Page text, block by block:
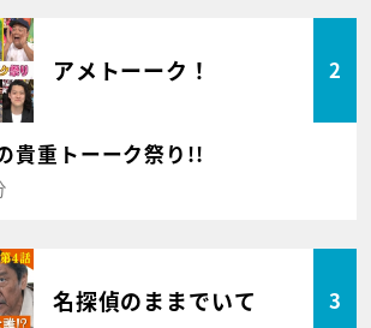
アメトーーク！ 2
貴重トーーク祭り!!
名探偵のままでいて 3